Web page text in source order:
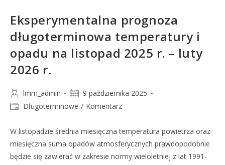
Eksperymentalna prognoza
długoterminowa temperatury i
opadu na listopad 2025 r. – luty
2026 r.
lmm_admin
9 października 2025
Długoterminowe / Komentarz
W listopadzie średnia miesięczna temperatura powietrza oraz
miesięczna suma opadów atmosferycznych prawdopodobnie
będzie się zawierać w zakresie normy wieloletniej z lat 1991-